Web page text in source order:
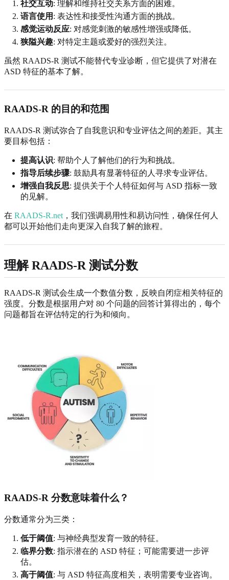
社交互动: 理解和维持社交关系方面的困难。
语言使用 : 表达性和接受性沟通方面的挑战。
感觉运动反应: 对感觉刺激的敏感性增强或降低。
狭隘兴趣: 对特定主题或爱好的强烈关注。
虽然 RAADS-R 测试不能替代专业诊断，但它提供了对潜在
ASD 特征的基本了解。
RAADS-R 的目的和范围
RAADS-R 测试弥合了自我意识和专业评估之间的差距。其主
要目标包括：
提高认识: 帮助个人了解他们的行为和挑战。
指导后续步骤: 鼓励具有显著特征的人寻求专业评估。
增强自我反思: 提供关于个人特征如何与 ASD 指标一致
的见解。
在 RAADS-R.net ，我们强调易用性和易访问性，确保任何人
都可以开始他们走向更深入自我了解的旅程。
理解 RAADS-R 测试分数
RAADS-R 测试会生成一个数值分数，反映自闭症相关特征的
强度。分数是根据用户对 80 个问题的回答计算得出的，每个
问题都旨在评估特定的行为和倾向。
RAADS-R 分数意味着什么？
分数通常分为三类：
低于阈值: 与神经典型发育一致的特征。
临界分数: 指示潜在的 ASD 特征；可能需要进一步评
估。
高于阈值: 与 ASD 特征高度相关，表明需要专业咨询。